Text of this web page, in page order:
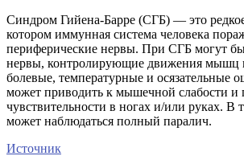
Синдром Гийена-Барре (СГБ) — это
котором иммунная система человека
периферические нервы. При СГБ могут
нервы, контролирующие движения мышц
болевые, температурные и осязательные
может приводить к мышечной слабости и
чувствительности в ногах и/или руках. В
может наблюдаться полный паралич.
Источник